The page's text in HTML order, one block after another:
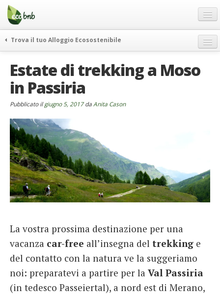
Menu
Salta
contenuto
Offerte Speciali
Regali
FAQ
Chi Siamo
Partner
Contatti
Italiano
German
English
French
Italiano
Trova il tuo Alloggio Ecosostenibile
itinerari
curiosità
vivere e viaggiare verde
ecohotel
rassegna stampa
Estate di trekking a Moso
in Passiria
Pubblicato ilgiugno 5, 2017da Anita Cason
La vostra prossima destinazione per una
vacanza car-free all’insegna del trekking e
del contatto con la natura ve la suggeriamo
noi: preparatevi a partire per la Val Passiria
(in tedesco Passeiertal), a nord est di Merano,